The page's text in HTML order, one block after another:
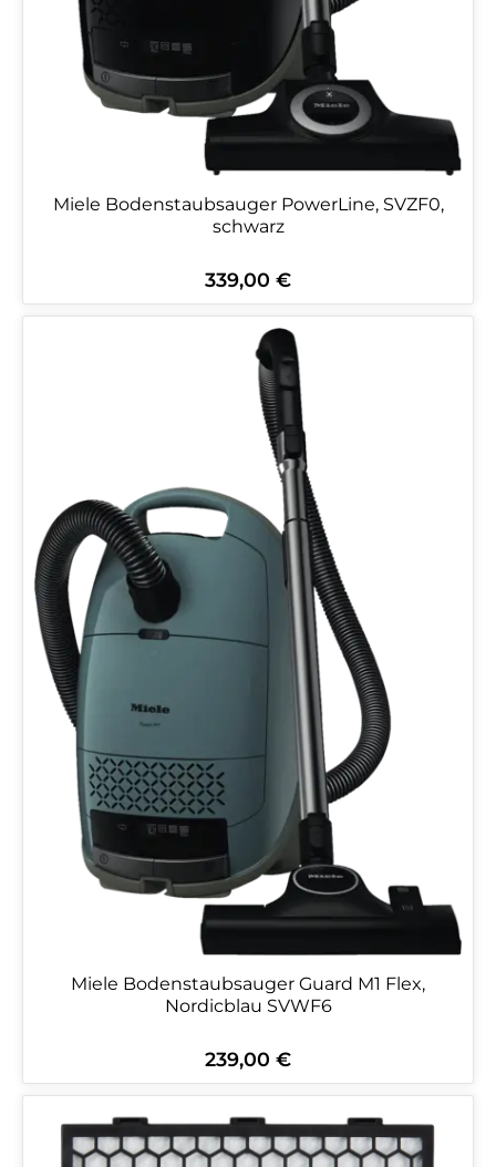
Miele Bodenstaubsauger PowerLine, SVZF0,
schwarz
Regulärer Preis:
339,00 €
Miele Bodenstaubsauger Guard M1 Flex,
Nordicblau SVWF6
Regulärer Preis:
239,00 €